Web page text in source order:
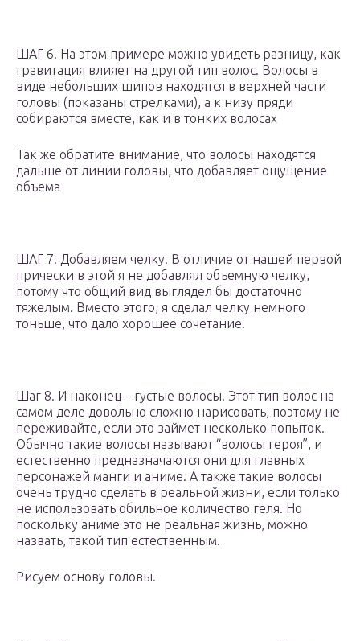
ШАГ 6. На этом примере можно увидеть разницу, как
гравитация влияет на другой тип волос. Волосы в
виде небольших шипов находятся в верхней части
головы (показаны стрелками), а к низу пряди
собираются вместе, как и в тонких волосах
Так же обратите внимание, что волосы находятся
дальше от линии головы, что добавляет ощущение
объема
ШАГ 7. Добавляем челку. В отличие от нашей первой
прически в этой я не добавлял объемную челку,
потому что общий вид выглядел бы достаточно
тяжелым. Вместо этого, я сделал челку немного
тоньше, что дало хорошее сочетание.
Шаг 8. И наконец – густые волосы. Этот тип волос на
самом деле довольно сложно нарисовать, поэтому не
переживайте, если это займет несколько попыток.
Обычно такие волосы называют “волосы героя”, и
естественно предназначаются они для главных
персонажей манги и аниме. А также такие волосы
очень трудно сделать в реальной жизни, если только
не использовать обильное количество геля. Но
поскольку аниме это не реальная жизнь, можно
назвать, такой тип естественным.
Рисуем основу головы.